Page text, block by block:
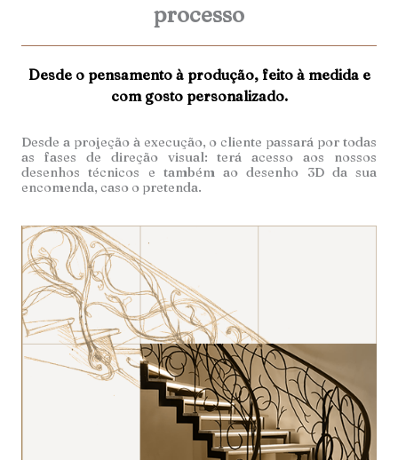
processo
Desde o pensamento à produção, feito à medida e
com gosto personalizado.
Desde a projeção à execução, o cliente passará por todas
as fases de direção visual: terá acesso aos nossos
desenhos técnicos e também ao desenho 3D da sua
encomenda, caso o pretenda.